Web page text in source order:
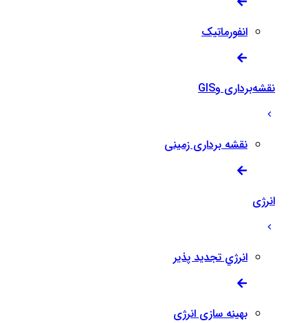
انفورماتیک
نقشه‌برداری وGIS
نقشه برداری زمینی
انرژی
انرژي تجدید پذیر
بهینه سازی انرژی